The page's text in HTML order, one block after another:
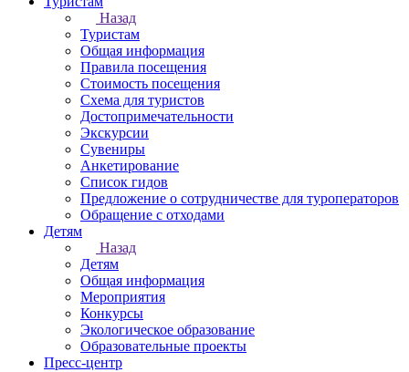
Назад
Туристам
Общая информация
Правила посещения
Стоимость посещения
Схема для туристов
Достопримечательности
Экскурсии
Сувениры
Анкетирование
Список гидов
Предложение о сотрудничестве для туроператоров
Обращение с отходами
Детям
Назад
Детям
Общая информация
Мероприятия
Конкурсы
Экологическое образование
Образовательные проекты
Пресс-центр